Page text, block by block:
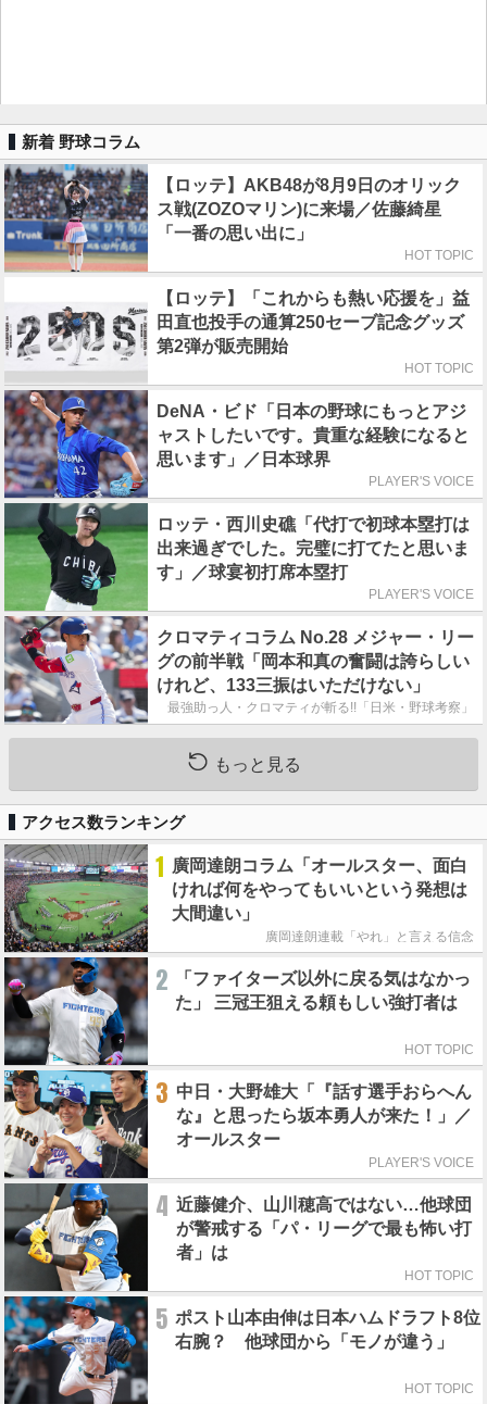
新着 野球コラム
【ロッテ】AKB48が8月9日のオリック
ス戦(ZOZOマリン)に来場／佐藤綺星
「一番の思い出に」
HOT TOPIC
【ロッテ】「これからも熱い応援を」益
田直也投手の通算250セーブ記念グッズ
第2弾が販売開始
HOT TOPIC
DeNA・ビド「日本の野球にもっとアジ
ャストしたいです。貴重な経験になると
思います」／日本球界
PLAYER'S VOICE
ロッテ・西川史礁「代打で初球本塁打は
出来過ぎでした。完璧に打てたと思いま
す」／球宴初打席本塁打
PLAYER'S VOICE
クロマティコラム No.28 メジャー・リー
グの前半戦「岡本和真の奮闘は誇らしい
けれど、133三振はいただけない」
最強助っ人・クロマティが斬る!!「日米・野球考察」
もっと見る
アクセス数ランキング
1 廣岡達朗コラム「オールスター、面白
ければ何をやってもいいという発想は
大間違い」
廣岡達朗連載「やれ」と言える信念
2
「ファイターズ以外に戻る気はなかっ
た」 三冠王狙える頼もしい強打者は
HOT TOPIC
3 中日・大野雄大「『話す選手おらへん
な』と思ったら坂本勇人が来た！」／
オールスター
PLAYER'S VOICE
4 近藤健介、山川穂高ではない…他球団
が警戒する「パ・リーグで最も怖い打
者」は
HOT TOPIC
5 ポスト山本由伸は日本ハムドラフト8位
右腕？ 他球団から「モノが違う」
HOT TOPIC